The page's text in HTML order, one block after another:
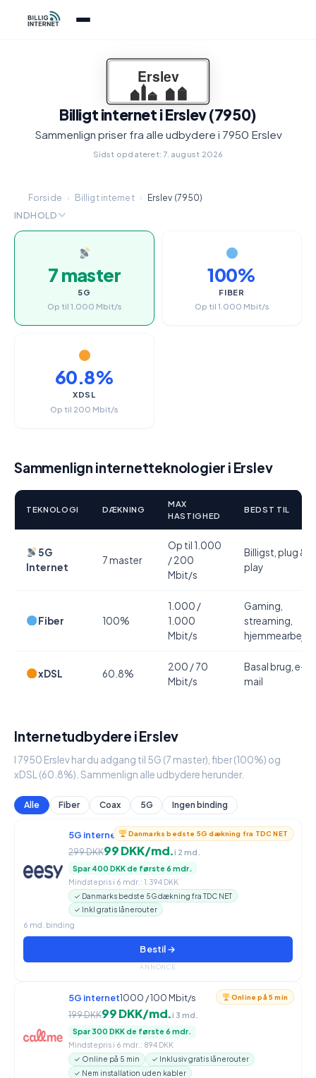
Billigt internet i Erslev (7950)
Sammenlign priser fra alle udbydere i 7950 Erslev
Sidst opdateret: 7. august 2026
Forside › Billigt internet › Erslev (7950)
INDHOLD
7 master
5G
Op til 1.000 Mbit/s
100%
FIBER
Op til 1.000 Mbit/s
60.8%
XDSL
Op til 200 Mbit/s
Sammenlign internetteknologier i Erslev
TEKNOLOGI DÆKNING
MAX
HASTIGHED
BEDST TIL
5G
Internet
7 master
Op til 1.000
/ 200
Mbit/s
Billigst, plug &
play
Fiber 100%
1.000 /
1.000
Mbit/s
Gaming,
streaming,
hjemmearbejde
xDSL 60.8%
200 / 70
Mbit/s
Basal brug, e-
mail
Internetudbydere i Erslev
I 7950 Erslev har du adgang til 5G (7 master), fiber (100%) og
xDSL (60.8%). Sammenlign alle udbydere herunder.
Alle Fiber Coax 5G Ingen binding
Danmarks bedste 5G dækning fra TDC NET
5G internet950 / 90 Mbit/s
299 DKK99 DKK/md.i 2 md.
Spar 400 DKK de første 6 mdr.
Mindstepris i 6 mdr.: 1.394 DKK
✓ Danmarks bedste 5G dækning fra TDC NET
✓ Inkl gratis lånerouter
6 md. binding
Bestil →
ANNONCE
Online på 5 min
5G internet1000 / 100 Mbit/s
199 DKK99 DKK/md.i 3 md.
Spar 300 DKK de første 6 mdr.
Mindstepris i 6 mdr.: 894 DKK
✓ Online på 5 min
✓ Inklusiv gratis lånerouter
✓ Nem installation uden kabler